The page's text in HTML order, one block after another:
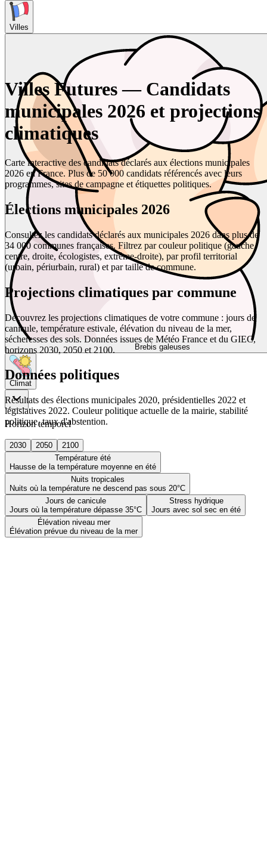
Villes
Brebis galeuses
Climat
Horizon temporel
2030 2050
2100
Température été
Hausse de la température moyenne en été
Nuits tropicales
Nuits où la température ne descend pas sous 20°C
Jours de canicule
Jours où la température dépasse 35°C
Stress hydrique
Jours avec sol sec en été
Élévation niveau mer
Élévation prévue du niveau de la mer
Villes Futures — Candidats
municipales 2026 et projections
climatiques
Carte interactive des candidats déclarés aux élections municipales
2026 en France. Plus de 50 000 candidats référencés avec leurs
programmes, sites de campagne et étiquettes politiques.
Élections municipales 2026
Consultez les candidats déclarés aux municipales 2026 dans plus de
34 000 communes françaises. Filtrez par couleur politique (gauche,
centre, droite, écologistes, extrême-droite), par profil territorial
(urbain, périurbain, rural) et par taille de commune.
Projections climatiques par commune
Découvrez les projections climatiques de votre commune : jours de
canicule, température estivale, élévation du niveau de la mer,
sécheresses des sols. Données issues de Météo France et du GIEC,
horizons 2030, 2050 et 2100.
Données politiques
Résultats des élections municipales 2020, présidentielles 2022 et
législatives 2022. Couleur politique actuelle de la mairie, stabilité
politique, taux d'abstention.